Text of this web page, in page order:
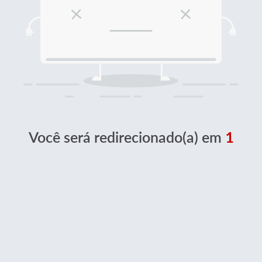
Você será redirecionado(a) em 1